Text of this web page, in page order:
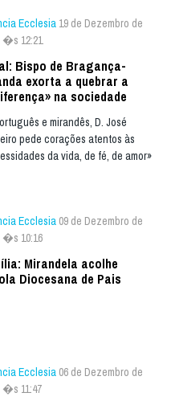
Ecclesia 19 de Dezembro de
�s 12:21
Bispo de Bragança-
exorta a quebrar a
na sociedade
e mirandês, D. José
pede corações atentos às
da vida, de fé, de amor»
Ecclesia 09 de Dezembro de
�s 10:16
Mirandela acolhe
Diocesana de Pais
Ecclesia 06 de Dezembro de
�s 11:47